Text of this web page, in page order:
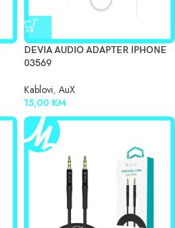
DEVIA AUDIO ADAPTER IPHONE
03569
Kablovi, AuX
15,00 KM